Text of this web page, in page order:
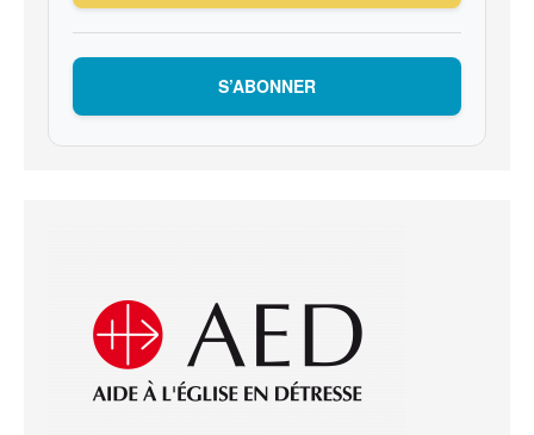
S’ABONNER